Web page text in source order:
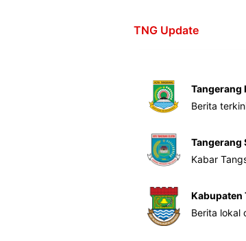
TNG Update
Tangerang
Berita
Tangerang
Kabar
Kabupaten
Berita lokal